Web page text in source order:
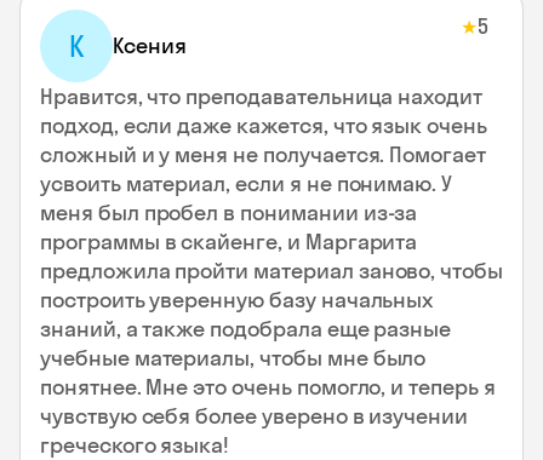
К Ксения
★5
Нравится, что преподавательница находит
подход, если даже кажется, что язык очень
сложный и у меня не получается. Помогает
усвоить материал, если я не понимаю. У
меня был пробел в понимании из-за
программы в скайенге, и Маргарита
предложила пройти материал заново, чтобы
построить уверенную базу начальных
знаний, а также подобрала еще разные
учебные материалы, чтобы мне было
понятнее. Мне это очень помогло, и теперь я
чувствую себя более уверено в изучении
греческого языка!